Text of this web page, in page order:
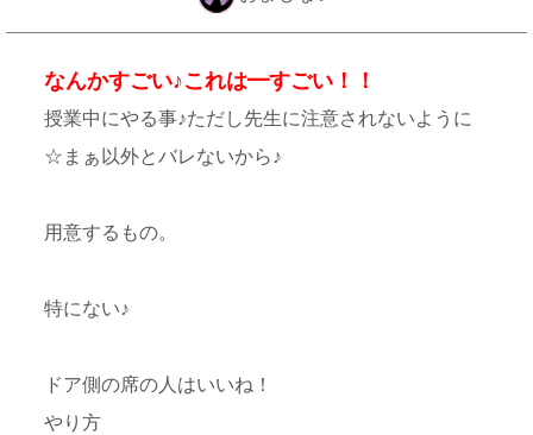
なんかすごい♪これは━すごい！！
授業中にやる事♪ただし先生に注意されないように
☆まぁ以外とバレないから♪
用意するもの。
特にない♪
ドア側の席の人はいいね！
やり方